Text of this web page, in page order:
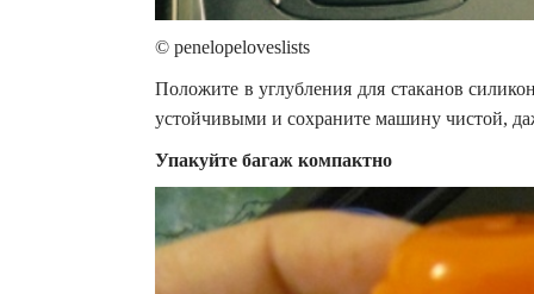
© penelopeloveslists
Положите в углубления для стаканов
устойчивыми и сохраните машину чистой,
Упакуйте багаж компактно